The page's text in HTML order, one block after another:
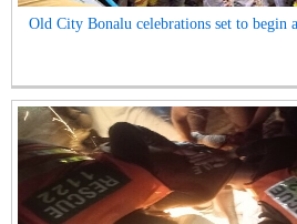
Old City Bonalu celebrations set to begin